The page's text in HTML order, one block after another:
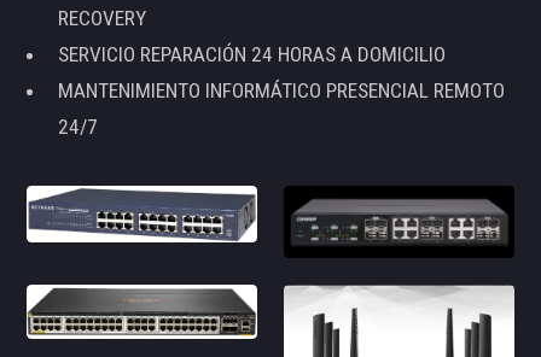
RECOVERY
SERVICIO REPARACIÓN 24 HORAS A DOMICILIO
MANTENIMIENTO INFORMÁTICO PRESENCIAL REMOTO
24/7